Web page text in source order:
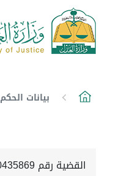
بيانات الحكم
القضية رقم 4470435869 لعام 1444 هـ